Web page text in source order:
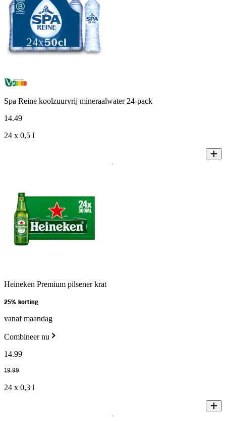
Spa Reine koolzuurvrij mineraalwater 24-pack
14.49
24 x 0,5 l
Heineken Premium pilsener krat
25% korting
vanaf maandag
Combineer nu
14.99
19.99
24 x 0,3 l